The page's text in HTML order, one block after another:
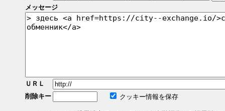
メッセージ
ＵＲＬ
削除キー
クッキー情報を保存